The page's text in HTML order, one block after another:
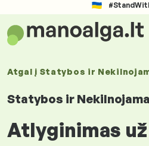
Atgal į Statybos ir
Statybos ir
Atlyginimas